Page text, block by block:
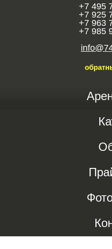
+7 495
+7 925
+7 963
+7 985